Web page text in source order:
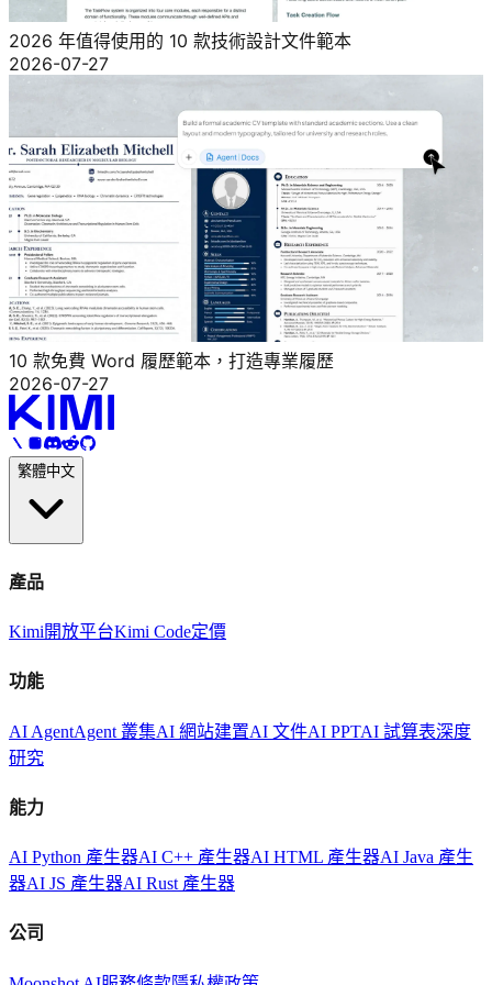
2026 年值得使用的 10 款技術設計文件範本
2026-07-27
10 款免費 Word 履歷範本，打造專業履歷
2026-07-27
繁體中文
產品
Kimi開放平台Kimi Code定價
功能
AI AgentAgent 叢集AI 網站建置AI 文件AI PPTAI 試算表深度
研究
能力
AI Python 產生器AI C++ 產生器AI HTML 產生器AI Java 產生
器AI JS 產生器AI Rust 產生器
公司